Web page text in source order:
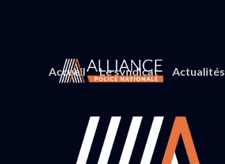
Accueil Le syndicat Actualités